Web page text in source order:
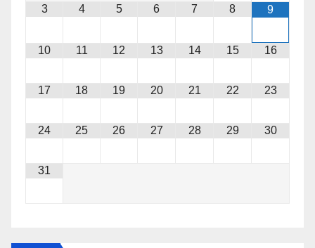
3 4 5 6 7 8 9
10 11 12 13 14 15 16
17 18 19 20 21 22 23
24 25 26 27 28 29 30
31